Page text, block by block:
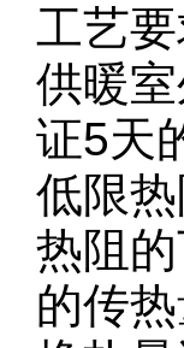
工艺要
供暖
证5天
低限
热阻
的传